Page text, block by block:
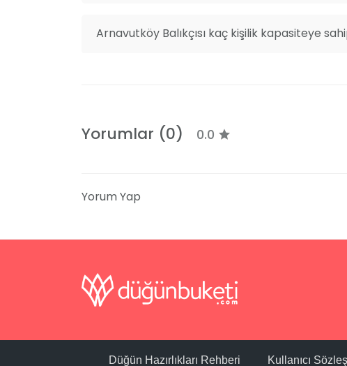
Arnavutköy Balıkçısı kaç kişilik kapasiteye
Yorumlar (0) 0.0
Yorum Yap
Düğün Hazırlıkları Rehberi Kullanıcı